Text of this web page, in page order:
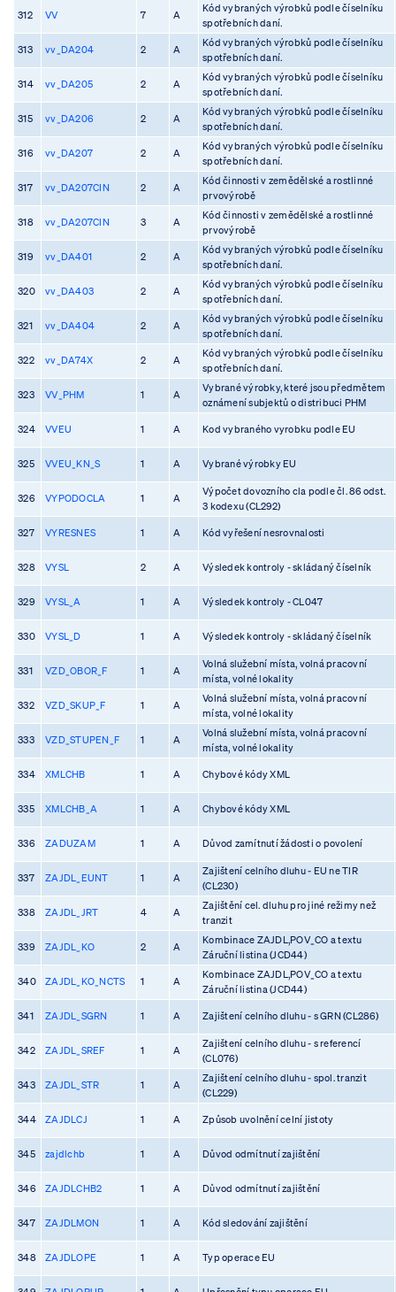
312 VV 7 A
Kód vybraných výrobků podle číselníku
spotřebních daní.
313 vv_DA204 2 A
Kód vybraných výrobků podle číselníku
spotřebních daní.
314 vv_DA205 2 A
Kód vybraných výrobků podle číselníku
spotřebních daní.
315 vv_DA206 2 A
Kód vybraných výrobků podle číselníku
spotřebních daní.
316 vv_DA207 2 A
Kód vybraných výrobků podle číselníku
spotřebních daní.
317 vv_DA207CIN 2 A
Kód činnosti v zemědělské a rostlinné
prvovýrobě
318 vv_DA207CIN 3 A
Kód činnosti v zemědělské a rostlinné
prvovýrobě
319 vv_DA401 2 A
Kód vybraných výrobků podle číselníku
spotřebních daní.
320 vv_DA403 2 A
Kód vybraných výrobků podle číselníku
spotřebních daní.
321 vv_DA404 2 A
Kód vybraných výrobků podle číselníku
spotřebních daní.
322 vv_DA74X 2 A
Kód vybraných výrobků podle číselníku
spotřebních daní.
323 VV_PHM 1 A
Vybrané výrobky, které jsou předmětem
oznámení subjektů o distribuci PHM
324 VVEU 1 A Kod vybraného vyrobku podle EU
325 VVEU_KN_S 1 A Vybrané výrobky EU
326 VYPODOCLA 1 A
Výpočet dovozního cla podle čl. 86 odst.
3 kodexu (CL292)
327 VYRESNES 1 A Kód vyřešení nesrovnalosti
328 VYSL 2 A Výsledek kontroly - skládaný číselník
329 VYSL_A 1 A Výsledek kontroly - CL047
330 VYSL_D 1 A Výsledek kontroly - skládaný číselník
331 VZD_OBOR_F 1 A
Volná služební místa, volná pracovní
místa, volné lokality
332 VZD_SKUP_F 1 A
Volná služební místa, volná pracovní
místa, volné lokality
333 VZD_STUPEN_F 1 A
Volná služební místa, volná pracovní
místa, volné lokality
334 XMLCHB 1 A Chybové kódy XML
335 XMLCHB_A 1 A Chybové kódy XML
336 ZADUZAM 1 A Důvod zamítnutí žádosti o povolení
337 ZAJDL_EUNT 1 A
Zajištení celního dluhu - EU ne TIR
(CL230)
338 ZAJDL_JRT 4 A
Zajištění cel. dluhu pro jiné režimy než
tranzit
339 ZAJDL_KO 2 A
Kombinace ZAJDL,POV_CO a textu
Záruční listina (JCD44)
340 ZAJDL_KO_NCTS 1 A
Kombinace ZAJDL,POV_CO a textu
Záruční listina (JCD44)
341 ZAJDL_SGRN 1 A Zajištení celního dluhu - s GRN (CL286)
342 ZAJDL_SREF 1 A
Zajištení celního dluhu - s referencí
(CL076)
343 ZAJDL_STR 1 A
Zajištení celního dluhu - spol. tranzit
(CL229)
344 ZAJDLCJ 1 A Způsob uvolnění celní jistoty
345 zajdlchb 1 A Důvod odmítnutí zajištění
346 ZAJDLCHB2 1 A Důvod odmítnutí zajištění
347 ZAJDLMON 1 A Kód sledování zajištění
348 ZAJDLOPE 1 A Typ operace EU